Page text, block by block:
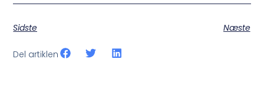
Sidste Næste
Del artiklen